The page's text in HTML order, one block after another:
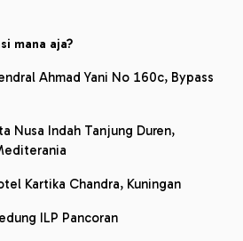
mana aja?
Ahmad Yani No 160c, Bypass
Nusa Indah Tanjung Duren,
Kartika Chandra, Kuningan
ILP Pancoran